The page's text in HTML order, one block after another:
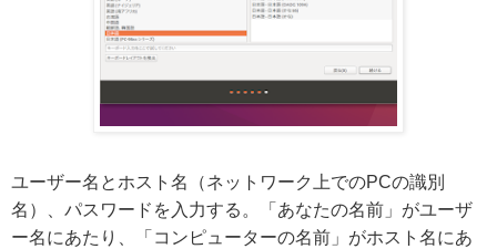
ユーザー名とホスト名（ネットワーク上でのPCの識別
名）、パスワードを入力する。「あなたの名前」がユーザ
ー名にあたり、「コンピューターの名前」がホスト名にあ